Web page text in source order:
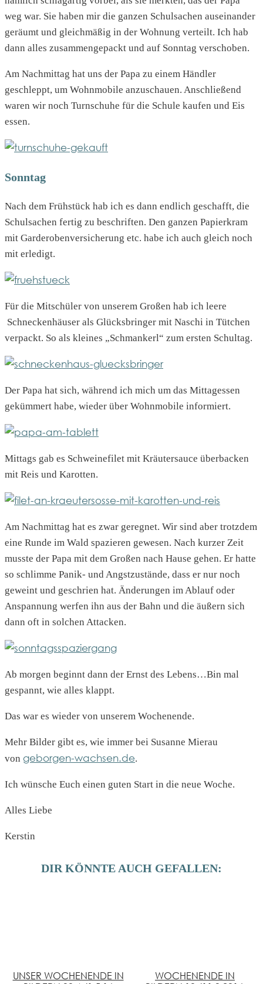
weg war. Sie haben mir die ganzen Schulsachen auseinander
geräumt und gleichmäßig in der Wohnung verteilt. Ich hab
dann alles zusammengepackt und auf Sonntag verschoben.
Am Nachmittag hat uns der Papa zu einem Händler
geschleppt, um Wohnmobile anzuschauen. Anschließend
waren wir noch Turnschuhe für die Schule kaufen und Eis
essen.
Sonntag
Nach dem Frühstück hab ich es dann endlich geschafft, die
Schulsachen fertig zu beschriften. Den ganzen Papierkram
mit Garderobenversicherung etc. habe ich auch gleich noch
mit erledigt.
Für die Mitschüler von unserem Großen hab ich leere
Schneckenhäuser als Glücksbringer mit Naschi in Tütchen
verpackt. So als kleines „Schmankerl“ zum ersten Schultag.
Der Papa hat sich, während ich mich um das Mittagessen
gekümmert habe, wieder über Wohnmobile informiert.
Mittags gab es Schweinefilet mit Kräutersauce überbacken
mit Reis und Karotten.
Am Nachmittag hat es zwar geregnet. Wir sind aber trotzdem
eine Runde im Wald spazieren gewesen. Nach kurzer Zeit
musste der Papa mit dem Großen nach Hause gehen. Er hatte
so schlimme Panik- und Angstzustände, dass er nur noch
geweint und geschrien hat. Änderungen im Ablauf oder
Anspannung werfen ihn aus der Bahn und die äußern sich
dann oft in solchen Attacken.
Ab morgen beginnt dann der Ernst des Lebens…Bin mal
gespannt, wie alles klappt.
Das war es wieder von unserem Wochenende.
Mehr Bilder gibt es, wie immer bei Susanne Mierau
von geborgen-wachsen.de.
Ich wünsche Euch einen guten Start in die neue Woche.
Alles Liebe
Kerstin
DIR KÖNNTE AUCH GEFALLEN:
UNSER WOCHENENDE IN
WOCHENENDE IN